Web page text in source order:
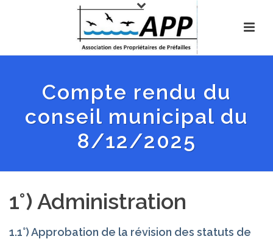
Compte rendu du
conseil municipal du
8/12/2025
1°) Administration
1.1°) Approbation de la révision des statuts de